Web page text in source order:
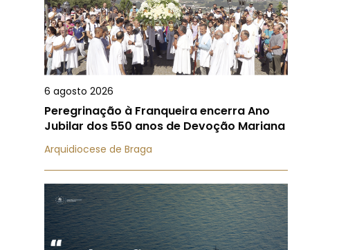
6 agosto 2026
Peregrinação à Franqueira encerra Ano
Jubilar dos 550 anos de Devoção Mariana
Arquidiocese de Braga